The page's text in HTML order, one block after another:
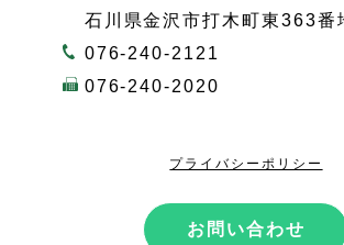
石川県金沢市打木町東363番
076-240-2121
076-240-2020
プライバシーポリシー
お問い合わせ